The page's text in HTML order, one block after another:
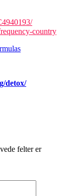
country
detox/
felter er